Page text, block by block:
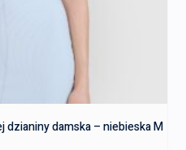
dzianiny damska – niebieska M